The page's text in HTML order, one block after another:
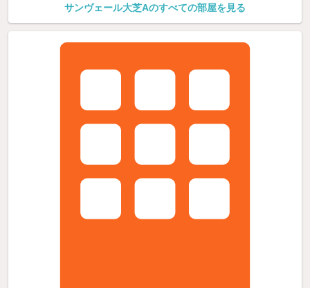
サンヴェール大芝Aのすべての部屋を見る